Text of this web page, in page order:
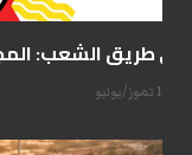
على طريق الشعب:
14 تموز/يوليو